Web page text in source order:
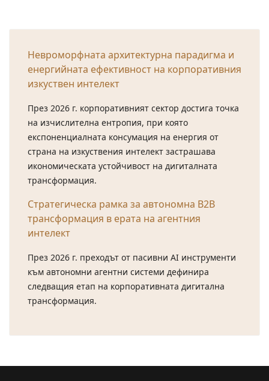
Невроморфната архитектурна парадигма и
енергийната ефективност на корпоративния
изкуствен интелект
През 2026 г. корпоративният сектор достига точка
на изчислителна ентропия, при която
експоненциалната консумация на енергия от
страна на изкуствения интелект застрашава
икономическата устойчивост на дигиталната
трансформация.
Стратегическа рамка за автономна B2B
трансформация в ерата на агентния
интелект
През 2026 г. преходът от пасивни AI инструменти
към автономни агентни системи дефинира
следващия етап на корпоративната дигитална
трансформация.